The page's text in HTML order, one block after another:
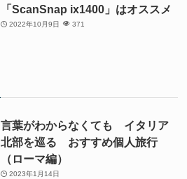
「ScanSnap ix1400」はオススメ
2022年10月9日 371
言葉がわからなくても イタリア
北部を巡る おすすめ個人旅行
（ローマ編）
2023年1月14日